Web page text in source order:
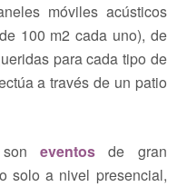
móviles acústicos
100 m2 cada uno), de
para cada tipo de
a través de un patio
soneventos
de gran
solo a nivel presencial,